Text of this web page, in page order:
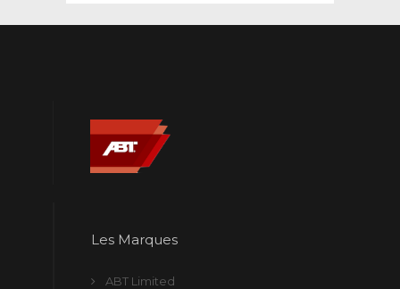
Les Marques
ABT Limited